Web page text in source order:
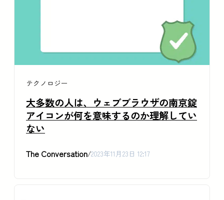
テクノロジー
大多数の人は、ウェブブラウザの南京錠
アイコンが何を意味するのか理解してい
ない
The Conversation/2023年11月23日 12:17